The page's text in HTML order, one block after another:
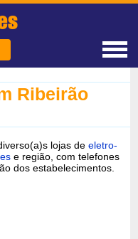
Ribeirão
lojas deeletro-
e região, com telefones
dos estabelecimentos.